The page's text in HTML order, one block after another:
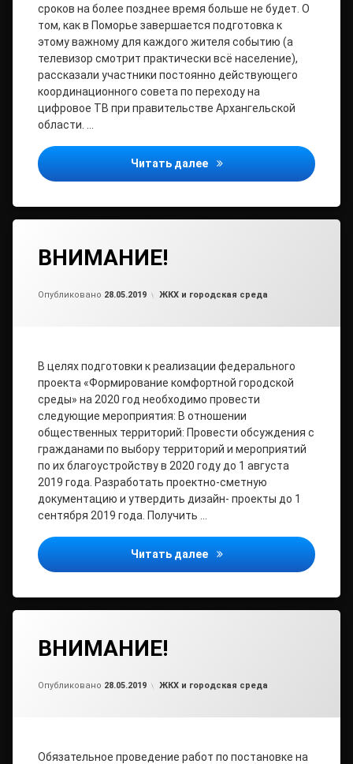
сроков на более позднее время больше не будет. О
том, как в Поморье завершается подготовка к
этому важному для каждого жителя событию (а
телевизор смотрит практически всё население),
рассказали участники постоянно действующего
координационного совета по переходу на
цифровое ТВ при правительстве Архангельской
области. …
Читать далее Только «цифра»!
ВНИМАНИЕ!
Опубликовано 28.05.2019 Рубрики:
ЖКХ и городская среда
В целях подготовки к реализации федерального
проекта «Формирование комфортной городской
среды» на 2020 год необходимо провести
следующие мероприятия: В отношении
общественных территорий: Провести обсуждения с
гражданами по выбору территорий и мероприятий
по их благоустройству в 2020 году до 1 августа
2019 года. Разработать проектно-сметную
документацию и утвердить дизайн- проекты до 1
сентября 2019 года. Получить …
Читать далее ВНИМАНИЕ!
ВНИМАНИЕ!
Опубликовано 28.05.2019 Рубрики:
ЖКХ и городская среда
Обязательное проведение работ по постановке на